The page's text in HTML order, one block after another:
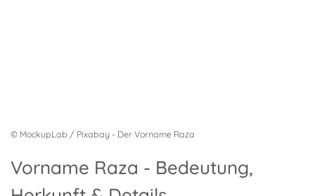
© MockupLab / Pixabay - Der Vorname Raza
Vorname Raza - Bedeutung,